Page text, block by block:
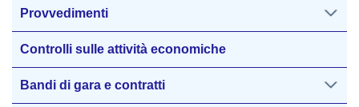
Provvedimenti
Controlli sulle attività economiche
Bandi di gara e contratti